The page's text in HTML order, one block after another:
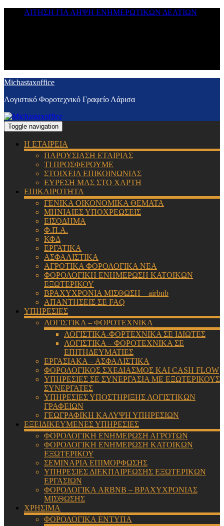
ΑΙΤΗΣΗ ΓΙΑ ΛΗΨΗ ΕΝΗΜΕΡΩΤΙΚΩΝ ΔΕΛΤΙΩΝ
Michastaxoffice
Λογιστικό Φοροτεχνικό Γραφείο Λάρισα
Toggle navigation
Η ΕΤΑΙΡΕΙΑ
ΠΑΡΟΥΣΙΑΣΗ ΕΤΑΙΡΙΑΣ
ΤΙ ΠΡΟΣΦΕΡΟΥΜΕ
ΣΤΟΙΧΕΙΑ ΕΠΙΚΟΙΝΩΝΙΑΣ
ΕΥΡΕΣΗ ΜΑΣ ΣΤΟ ΧΑΡΤΗ
ΕΠΙΚΑΙΡΟΤΗΤΑ
ΓΕΝΙΚΑ ΟΙΚΟΝΟΜΙΚΑ ΘΕΜΑΤΑ
ΜΗΝΙΑΙΕΣ ΥΠΟΧΡΕΩΣΕΙΣ
ΕΙΣΟΔΗΜΑ
Φ.Π.Α.
ΚΦΔ
ΕΡΓΑΤΙΚΑ
ΑΣΦΑΛΙΣΤΙΚΑ
ΑΓΡΟΤΙΚΑ ΦΟΡΟΛΟΓΙΚΑ ΝΕΑ
ΦΟΡΟΛΟΓΙΚΗ ΕΝΗΜΕΡΩΣΗ ΚΑΤΟΙΚΩΝ
ΕΞΩΤΕΡΙΚΟΥ
ΒΡΑΧΥΧΡΟΝΙΑ ΜΙΣΘΩΣΗ – airbnb
ΑΠΑΝΤΗΣΕΙΣ ΣΕ FAQ
ΥΠΗΡΕΣΙΕΣ
ΛΟΓΙΣΤΙΚΑ – ΦΟΡΟΤΕΧΝΙΚΑ
ΛΟΓΙΣΤΙΚΑ-ΦΟΡΤΕΧΝΙΚΑ ΣΕ ΙΔΙΩΤΕΣ
ΛΟΓΙΣΤΙΚΑ – ΦΟΡΟΤΕΧΝΙΚΑ ΣΕ
ΕΠΙΤΗΔΕΥΜΑΤΙΕΣ
ΕΡΓΑΣΙΑΚΑ – ΑΣΦΑΛΙΣΤΙΚΑ
ΦΟΡΟΛΟΓΙΚΟΣ ΣΧΕΔΙΑΣΜΟΣ ΚΑΙ CASH FLOW
ΥΠΗΡΕΣΙΕΣ ΣΕ ΣΥΝΕΡΓΑΣΙΑ ΜΕ ΕΞΩΤΕΡΙΚΟΥΣ
ΣΥΝΕΡΓΑΤΕΣ
ΥΠΗΡΕΣΙΕΣ ΥΠΟΣΤΗΡΙΞΗΣ ΛΟΓΙΣΤΙΚΩΝ
ΓΡΑΦΕΙΩΝ
ΓΕΩΓΡΑΦΙΚΗ ΚΑΛΥΨΗ ΥΠΗΡΕΣΙΩΝ
ΕΞΕΙΔΙΚΕΥΜΕΝΕΣ ΥΠΗΡΕΣΙΕΣ
ΦΟΡΟΛΟΓΙΚΗ ΕΝΗΜΕΡΩΣΗ ΑΓΡΟΤΩΝ
ΦΟΡΟΛΟΓΙΚΗ ΕΝΗΜΕΡΩΣΗ ΚΑΤΟΙΚΩΝ
ΕΞΩΤΕΡΙΚΟΥ
ΣΕΜΙΝΑΡΙΑ ΕΠΙΜΟΡΦΩΣΗΣ
ΥΠΗΡΕΣΙΕΣ ΔΙΕΚΠΑΙΡΕΩΣΗΣ ΕΞΩΤΕΡΙΚΩΝ
ΕΡΓΑΣΙΩΝ
ΦΟΡΟΛΟΓΙΚΑ ARBNB – ΒΡΑΧΥΧΡΟΝΙΑΣ
ΜΙΣΘΩΣΗΣ
ΧΡΗΣΙΜΑ
ΦΟΡΟΛΟΓΙΚΑ ΕΝΤΥΠΑ